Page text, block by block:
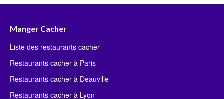
Manger Cacher
Liste des restaurants cacher
Restaurants cacher à Paris
Restaurants cacher à Deauville
Restaurants cacher à Lyon